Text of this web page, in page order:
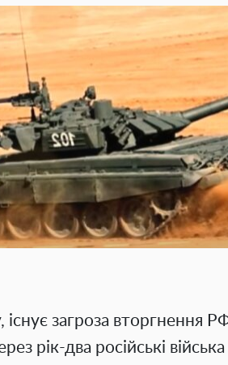
загроза вторгнення
рік-два російські